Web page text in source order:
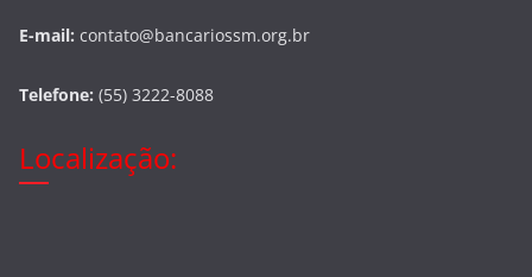
E-mail: contato@bancariossm.org.br
Telefone: (55) 3222-8088
Localização: